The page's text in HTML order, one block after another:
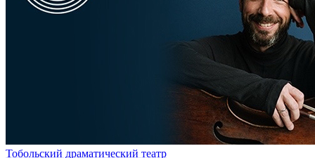
Тобольский драматический театр